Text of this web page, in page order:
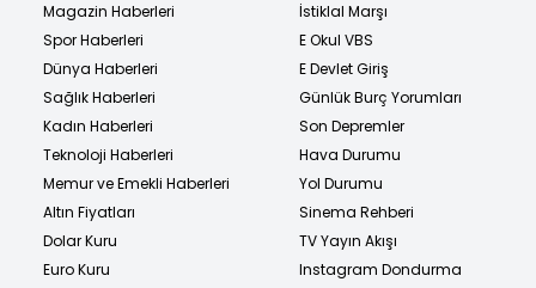
Magazin Haberleri
Spor Haberleri
Dünya Haberleri
Sağlık Haberleri
Kadın Haberleri
Teknoloji Haberleri
Memur ve Emekli Haberleri
Altın Fiyatları
Dolar Kuru
Euro Kuru
İstiklal Marşı
E Okul VBS
E Devlet Giriş
Günlük Burç Yorumları
Son Depremler
Hava Durumu
Yol Durumu
Sinema Rehberi
TV Yayın Akışı
Instagram Dondurma